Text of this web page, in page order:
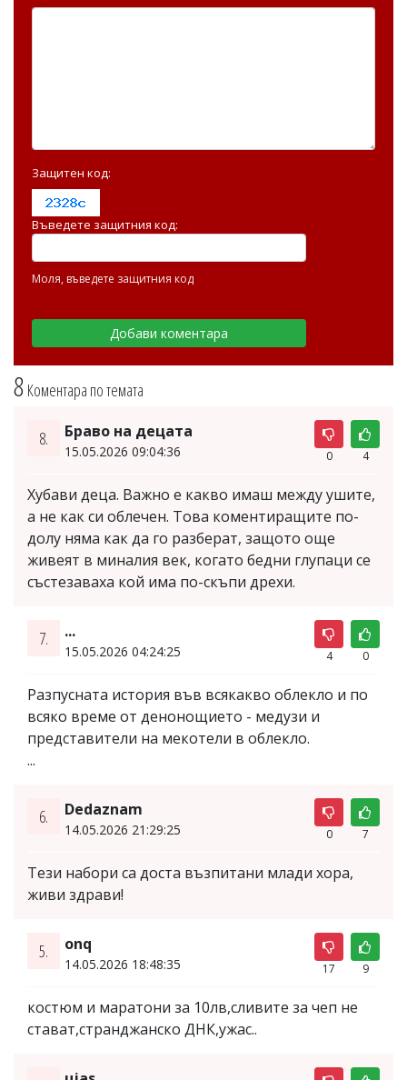
8 Коментара по темата
8. Браво на децата
15.05.2026 09:04:36 0 4
Хубави деца. Важно е какво имаш между ушите,
а не как си облечен. Това коментиращите по-
долу няма как да го разберат, защото още
живеят в миналия век, когато бедни глупаци се
състезаваха кой има по-скъпи дрехи.
7. ...
15.05.2026 04:24:25 4 0
Разпусната история във всякакво облекло и по
всяко време от денонощието - медузи и
представители на мекотели в облекло.
...
6. Dedaznam
14.05.2026 21:29:25 0 7
Тези набори са доста възпитани млади хора,
живи здрави!
5. onq
14.05.2026 18:48:35 17 9
костюм и маратони за 10лв,сливите за чеп не
стават,странджанско ДНК,ужас..
Защитен код:
Въведете защитния код:
Моля, въведете защитния код